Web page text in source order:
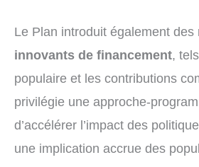
Le Plan introduit également des
innovants de financement,
populaire et les contributions
privilégie une approche-
d’accélérer l’impact des
une implication accrue des